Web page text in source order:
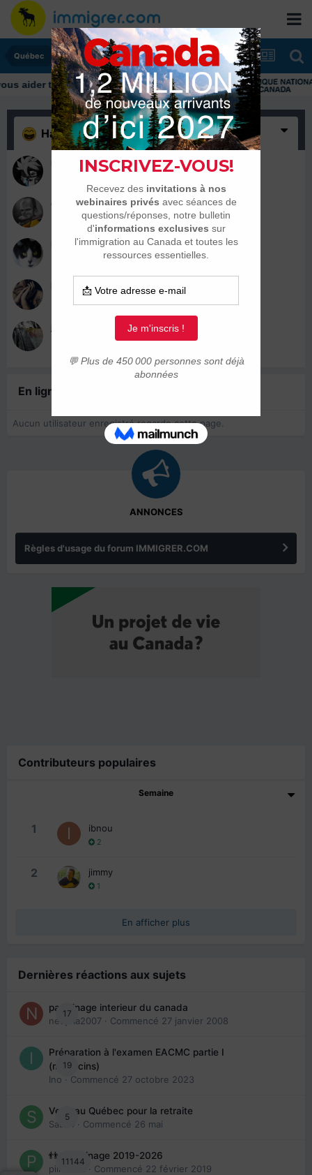
Québec
Haha(5)
mcromeo
16 janvier 2023
qwintine
16 janvier 2023
bencoudonc
16 janvier 2023
kjaerlighet
15 janvier 2023
15 janvier 2023
En ligne récemment
Aucun utilisateur enregistré regarde cette page.
ANNONCES
Règles d'usage du forum IMMIGRER.COM
Contributeurs populaires
Semaine
1 ibnou
2
2 jimmy
1
En afficher plus
Dernières réactions aux sujets
17
parrainage interieur du canada
nedjma2007 · Commencé 27 janvier 2008
19
Préparation à l'examen EACMC partie I
(médecins)
Ino · Commencé 27 octobre 2023
5
Venir au Québec pour la retraite
Sab74
· Commencé 26 mai
11144
👬 Parrainage 2019-2026
piinoush
· Commencé 22 février 2019